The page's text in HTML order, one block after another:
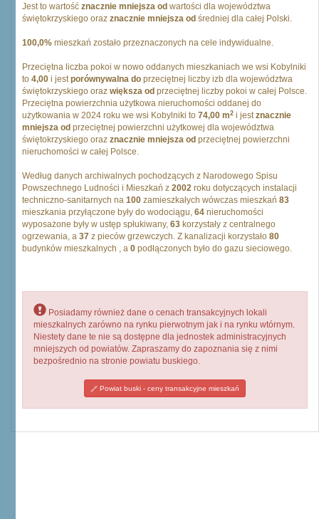
Jest to wartość znacznie mniejsza od wartości dla województwa
świętokrzyskiego oraz znacznie mniejsza od średniej dla całej Polski.
100,0% mieszkań zostało przeznaczonych na cele indywidualne.
Przeciętna liczba pokoi w nowo oddanych mieszkaniach we wsi Kobylniki
to 4,00 i jestporównywalna do przeciętnej liczby izb dla województwa
świętokrzyskiego oraz większa od przeciętnej liczby pokoi w całej Polsce.
Przeciętna powierzchnia użytkowa nieruchomości oddanej do
użytkowania w 2024 roku we wsi Kobylniki to 74,00 m2 i jestznacznie
mniejsza od przeciętnej powierzchni użytkowej dla województwa
świętokrzyskiego oraz znacznie mniejsza od przeciętnej powierzchni
nieruchomości w całej Polsce.
Według danych archiwalnych pochodzących z Narodowego Spisu
Powszechnego Ludności i Mieszkań z 2002 roku dotyczących instalacji
techniczno-sanitarnych na 100 zamieszkałych wówczas mieszkań 83
mieszkania przyłączone były do wodociągu, 64 nieruchomości
wyposażone były w ustęp spłukiwany, 63 korzystały z centralnego
ogrzewania, a 37 z pieców grzewczych. Z kanalizacji korzystało 80
budynków mieszkalnych , a 0 podłączonych było do gazu sieciowego.
Posiadamy również dane o cenach transakcyjnych lokali
mieszkalnych zarówno na rynku pierwotnym jak i na rynku wtórnym.
Niestety dane te nie są dostępne dla jednostek administracyjnych
mniejszych od powiatów. Zapraszamy do zapoznania się z nimi
bezpośrednio na stronie powiatu buskiego.
Powiat buski - ceny transakcyjne mieszkań